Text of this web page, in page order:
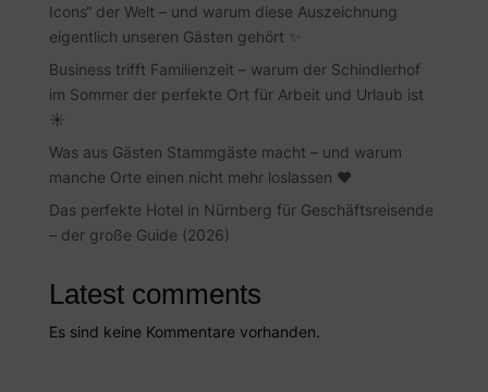
Icons“ der Welt – und warum diese Auszeichnung
eigentlich unseren Gästen gehört ✨
Business trifft Familienzeit – warum der Schindlerhof
im Sommer der perfekte Ort für Arbeit und Urlaub ist
☀️
Was aus Gästen Stammgäste macht – und warum
manche Orte einen nicht mehr loslassen ❤️
Das perfekte Hotel in Nürnberg für Geschäftsreisende
– der große Guide (2026)
Latest comments
Es sind keine Kommentare vorhanden.